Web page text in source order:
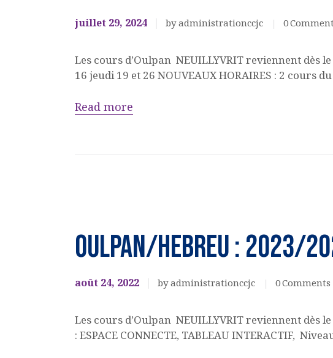
juillet 29, 2024 by administrationccjc 0
Les cours d’Oulpan NEUILLYVRIT reviennent dès
16 jeudi 19 et 26 NOUVEAUX HORAIRES : 2 cours
Read more
activités
OULPAN &
OULPAN/HEBREU : 2023/
août 24, 2022 by administrationccjc 0Comments
Les cours d’Oulpan NEUILLYVRIT reviennent dès
: ESPACE CONNECTE, TABLEAU